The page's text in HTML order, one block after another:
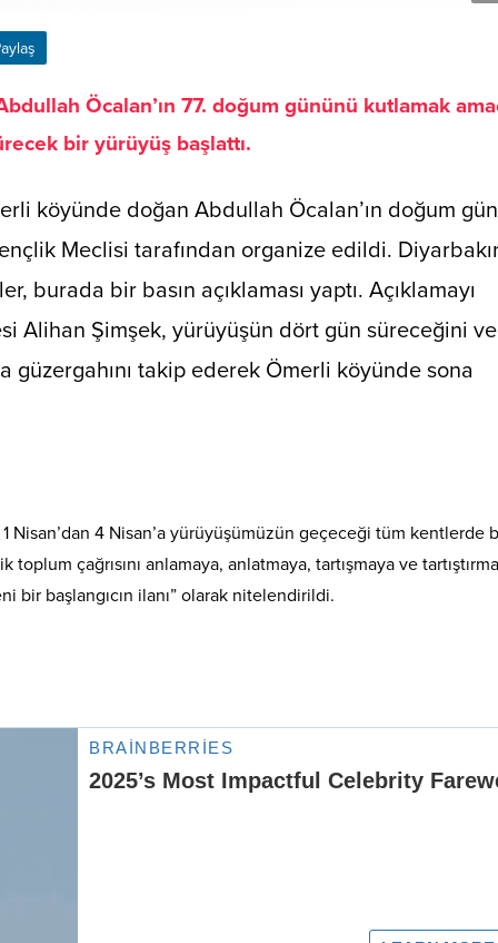
Öcalan’ın 77. doğum gününü kutlamak
bir yürüyüş başlattı.
köyünde doğan Abdullah Öcalan’ın doğum
Meclisi tarafından organize edildi.
burada bir basın açıklaması yaptı. Açıklamayı
Alihan Şimşek, yürüyüşün dört gün süreceğini ve
güzergahını takip ederek Ömerli köyünde sona
Nisan’dan 4 Nisan’a yürüyüşümüzün geçeceği tüm kentlerde
toplum çağrısını anlamaya, anlatmaya, tartışmaya ve
bir başlangıcın ilanı” olarak nitelendirildi.